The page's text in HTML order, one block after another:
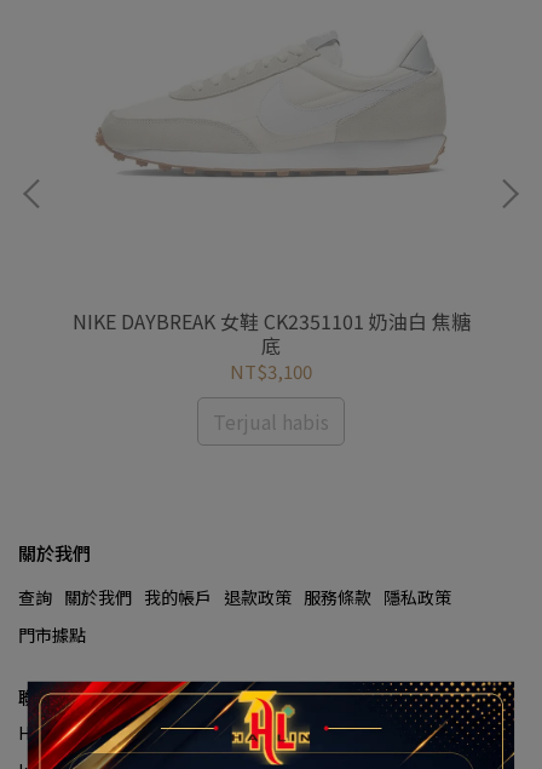
NIKE DAYBREAK 女鞋 CK2351101 奶油白 焦糖
底
NT$3,100
Terjual habis
關於我們
查詢 關於我們 我的帳戶 退款政策 服務條款 隱私政策
門市據點
聯絡資訊
Hotline Layanan Pelanggan:(02)2929-8334